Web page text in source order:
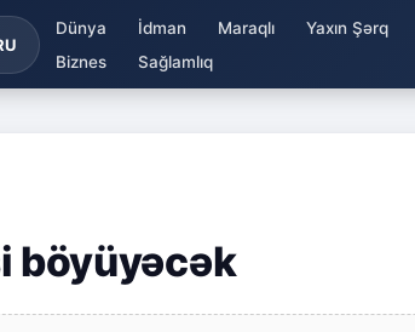
Dünya İdman Maraqlı Yaxın Şərq
Biznes
Sağlamlıq
böyüyəcək